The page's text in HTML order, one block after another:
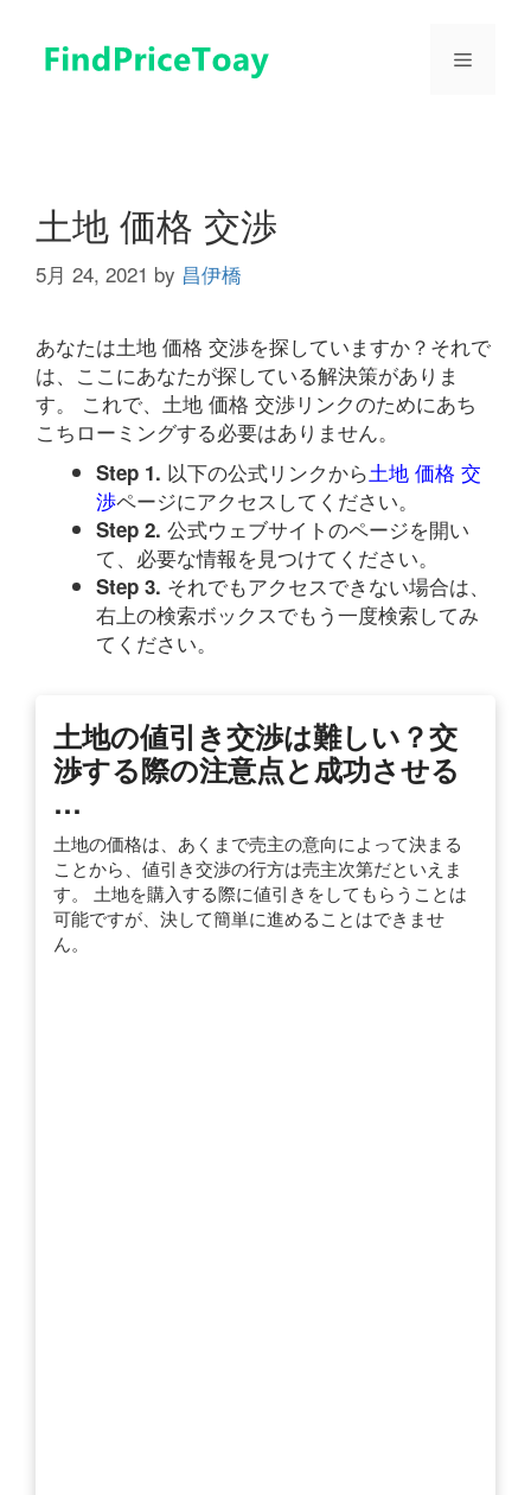
メ
土地 価格 交渉
5月 24, 2021 by 昌伊橋
あなたは土地 価格 交渉を探していますか？それで
は、ここにあなたが探している解決策がありま
す。 これで、土地 価格 交渉リンクのためにあち
こちローミングする必要はありません。
Step 1. 以下の公式リンクから土地 価格 交
渉ページにアクセスしてください。
Step 2. 公式ウェブサイトのページを開い
て、必要な情報を見つけてください。
Step 3. それでもアクセスできない場合は、
右上の検索ボックスでもう一度検索してみ
てください。
土地の値引き交渉は難しい？交
渉する際の注意点と成功させる
…
土地の価格は、あくまで売主の意向によって決まる
ことから、値引き交渉の行方は売主次第だといえま
す。 土地を購入する際に値引きをしてもらうことは
可能ですが、決して簡単に進めることはできませ
ん。